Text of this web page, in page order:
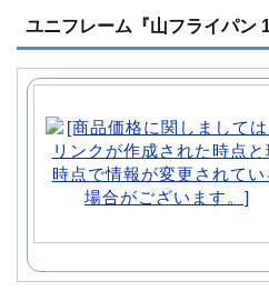
ユニフレーム『山フライパン